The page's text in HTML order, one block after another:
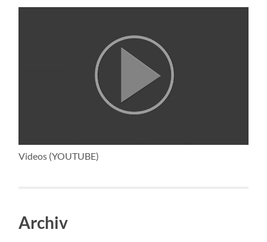
Videos (YOUTUBE)
Archiv